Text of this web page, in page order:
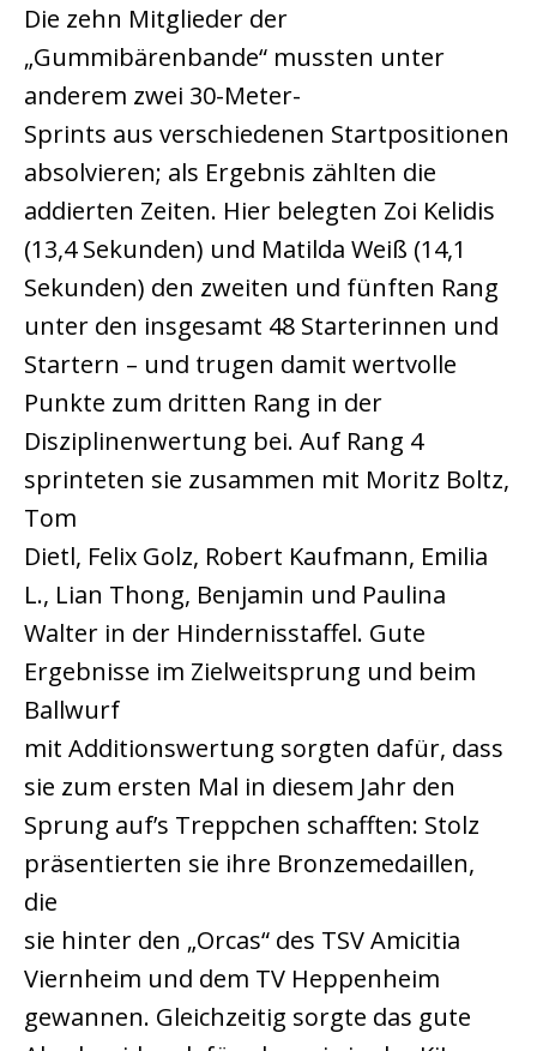
Die zehn Mitglieder der
„Gummibärenbande“ mussten unter
anderem zwei 30-Meter-
Sprints aus verschiedenen Startpositionen
absolvieren; als Ergebnis zählten die
addierten Zeiten. Hier belegten Zoi Kelidis
(13,4 Sekunden) und Matilda Weiß (14,1
Sekunden) den zweiten und fünften Rang
unter den insgesamt 48 Starterinnen und
Startern – und trugen damit wertvolle
Punkte zum dritten Rang in der
Disziplinenwertung bei. Auf Rang 4
sprinteten sie zusammen mit Moritz Boltz,
Tom
Dietl, Felix Golz, Robert Kaufmann, Emilia
L., Lian Thong, Benjamin und Paulina
Walter in der Hindernisstaffel. Gute
Ergebnisse im Zielweitsprung und beim
Ballwurf
mit Additionswertung sorgten dafür, dass
sie zum ersten Mal in diesem Jahr den
Sprung auf’s Treppchen schafften: Stolz
präsentierten sie ihre Bronzemedaillen,
die
sie hinter den „Orcas“ des TSV Amicitia
Viernheim und dem TV Heppenheim
gewannen. Gleichzeitig sorgte das gute